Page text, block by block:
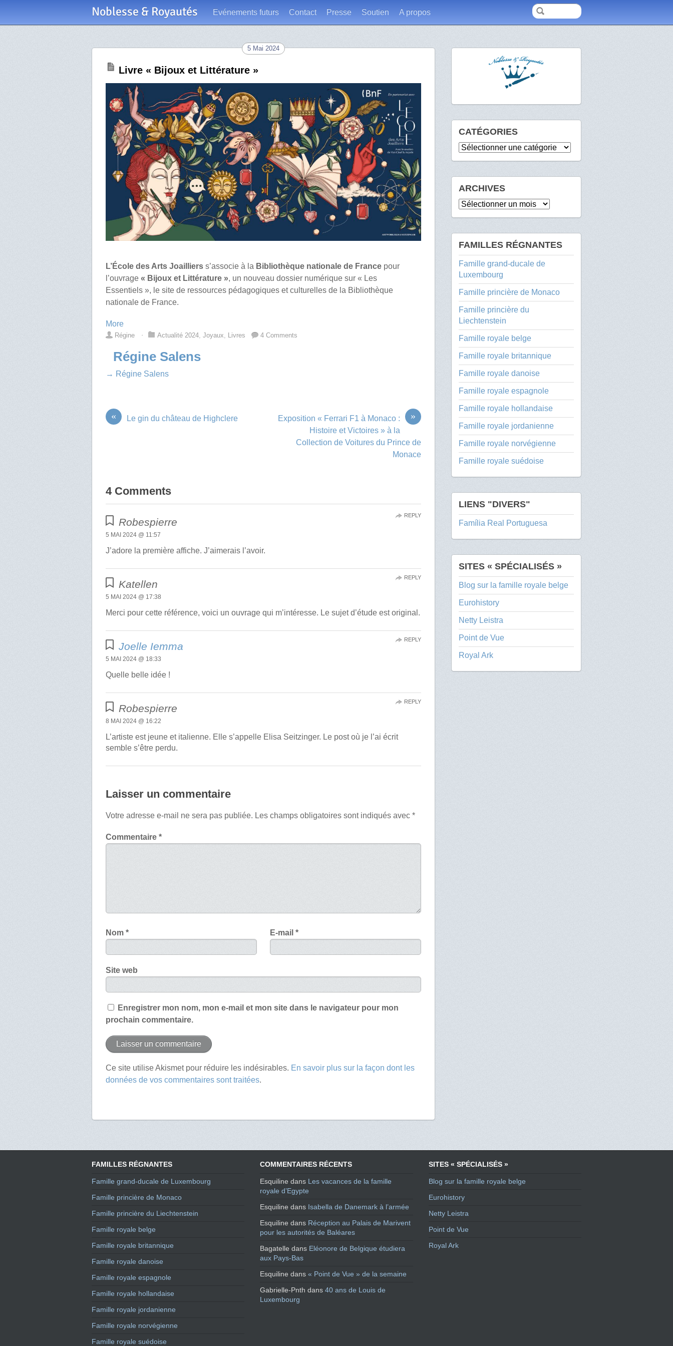
Noblesse & Royautés Evénements futurs Contact Presse Soutien A propos
5 Mai 2024
Livre « Bijoux et Littérature »
L’École des Arts Joailliers s’associe à la Bibliothèque nationale de France pour
l’ouvrage« Bijoux et Littérature », un nouveau dossier numérique sur « Les
Essentiels », le site de ressources pédagogiques et culturelles de la Bibliothèque
nationale de France.
More
Régine ⋅ Actualité 2024,Joyaux, Livres 4 Comments
Régine Salens
→ Régine Salens
« Le gin du château de Highclere »
Exposition « Ferrari F1 à Monaco :
Histoire et Victoires » à la
Collection de Voitures du Prince de
Monace
4 Comments
Robespierre
5 MAI 2024 @ 11:57
J’adore la première affiche. J’aimerais l’avoir.
REPLY
Katellen
5 MAI 2024 @ 17:38
Merci pour cette référence, voici un ouvrage qui m’intéresse. Le sujet d’étude est original.
REPLY
Joelle Iemma
5 MAI 2024 @ 18:33
Quelle belle idée !
REPLY
Robespierre
8 MAI 2024 @ 16:22
L’artiste est jeune et italienne. Elle s’appelle Elisa Seitzinger. Le post où je l’ai écrit
semble s’être perdu.
REPLY
Laisser un commentaire
Votre adresse e-mail ne sera pas publiée. Les champs obligatoires sont indiqués avec*
Commentaire*
Nom* E-mail *
Site web
Enregistrer mon nom, mon e-mail et mon site dans le navigateur pour mon
prochain commentaire.
Ce site utilise Akismet pour réduire les indésirables. En savoir plus sur la façon dont les
données de vos commentaires sont traitées.
CATÉGORIES
Catégories
ARCHIVES
Archives
FAMILLES RÉGNANTES
Famille grand-ducale de
Luxembourg
Famille princière de Monaco
Famille princière du
Liechtenstein
Famille royale belge
Famille royale britannique
Famille royale danoise
Famille royale espagnole
Famille royale hollandaise
Famille royale jordanienne
Famille royale norvégienne
Famille royale suédoise
LIENS "DIVERS"
Família Real Portuguesa
SITES « SPÉCIALISÉS »
Blog sur la famille royale belge
Eurohistory
Netty Leistra
Point de Vue
Royal Ark
FAMILLES RÉGNANTES
Famille grand-ducale de Luxembourg
Famille princière de Monaco
Famille princière du Liechtenstein
Famille royale belge
Famille royale britannique
Famille royale danoise
Famille royale espagnole
Famille royale hollandaise
Famille royale jordanienne
Famille royale norvégienne
Famille royale suédoise
COMMENTAIRES RÉCENTS
Esquiline dans Les vacances de la famille
royale d’Egypte
Esquiline dans Isabella de Danemark à l’armée
Esquiline dans Réception au Palais de Marivent
pour les autorités de Baléares
Bagatelle dans Eléonore de Belgique étudiera
aux Pays-Bas
Esquiline dans« Point de Vue » de la semaine
Gabrielle-Pnth dans40 ans de Louis de
Luxembourg
SITES « SPÉCIALISÉS »
Blog sur la famille royale belge
Eurohistory
Netty Leistra
Point de Vue
Royal Ark